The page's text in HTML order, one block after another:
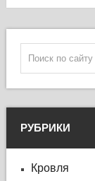
РУБРИКИ
Кровля